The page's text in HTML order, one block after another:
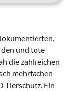
und tote
die zahlreichen
mehrfachen
Tierschutz. Ein